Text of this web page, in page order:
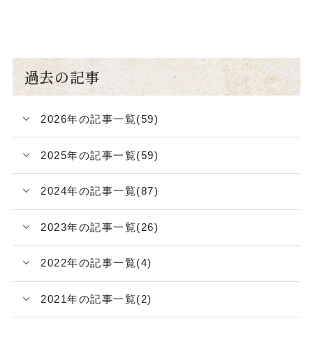
過去の記事
2026年の記事一覧(59)
2025年の記事一覧(59)
2024年の記事一覧(87)
2023年の記事一覧(26)
2022年の記事一覧(4)
2021年の記事一覧(2)